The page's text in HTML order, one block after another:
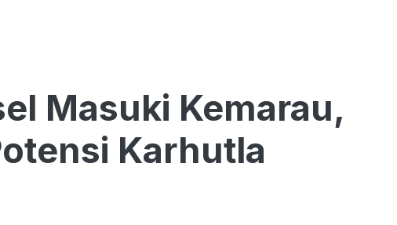
Masuki Kemarau,
Karhutla